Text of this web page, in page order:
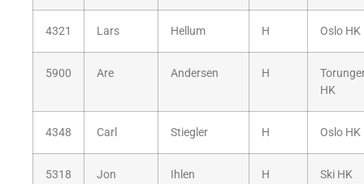
4321 Lars Hellum H Oslo HK
5900 Are Andersen H
HK
4348 Carl Stiegler H Oslo HK
5318
Jon
Ihlen H Ski HK